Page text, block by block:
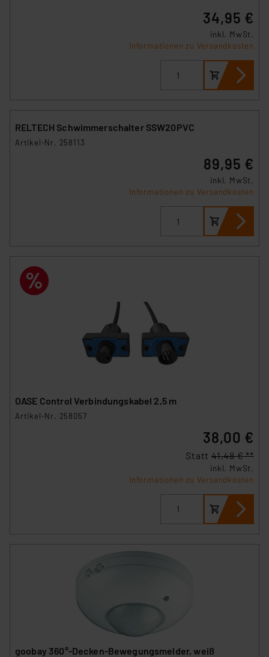
und zu der jeweiligen Datenübermittlung erhalten Sie in
der Datenschutzerklärung. Für die USA besteht kein
Angemessenheitsbeschluss der EU. Dies bedeutet,
Datenschutz nach EU-Standards eingestuft wird. So
Überwachungsprogrammen verarbeiten, ohne dass
hiergegen Klagemöglichkeiten für Europäer bestehen.
sich auf die Standarddatenschutzklauseln der
Europäischen Kommission sowie einer eigenen
Beurteilung der mit der Datenübermittlung,
insbesondere der Art der übermittelten Daten,
34,95 €
inkl. MwSt.
Informationen zu Versandkosten
RELTECH Schwimmerschalter SSW20PVC
Artikel-Nr. 258113
89,95 €
inkl. MwSt.
Informationen zu Versandkosten
OASE Control Verbindungskabel 2,5 m
Artikel-Nr. 258057
38,00 €
Statt 41,48 € **
inkl. MwSt.
Informationen zu Versandkosten
goobay 360°-Decken-Bewegungsmelder, weiß